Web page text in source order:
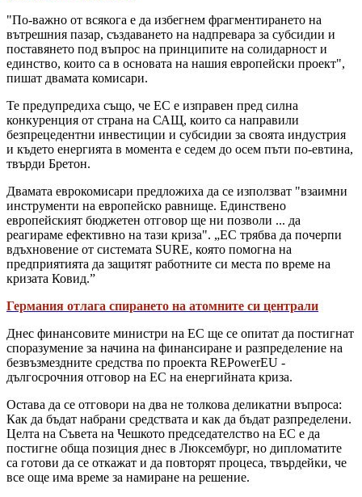
"По-важно от всякога е да избегнем фрагментирането на
вътрешния пазар, създаването на надпревара за субсидии и
поставянето под въпрос на принципите на солидарност и
единство, които са в основата на нашия европейски проект",
пишат двамата комисари.
Те предупредиха също, че ЕС е изправен пред силна
конкуренция от страна на САЩ, които са направили
безпрецедентни инвестиции и субсидии за своята индустрия
и където енергията в момента е седем до осем пъти по-евтина,
твърди Бретон.
Двамата еврокомисари предложиха да се използват "взаимни
инструменти на европейско равнище. Единствено
европейският бюджетен отговор ще ни позволи ... да
реагираме ефективно на тази криза". „ЕС трябва да почерпи
вдъхновение от системата SURE, която помогна на
предприятията да защитят работните си места по време на
кризата Ковид.”
Германия отлага спирането на атомните си централи
Днес финансовите министри на ЕС ще се опитат да постигнат
споразумение за начина на финансиране и разпределение на
безвъзмездните средства по проекта REPowerEU -
дългосрочния отговор на ЕС на енергийната криза.
Остава да се отговори на два не толкова деликатни въпроса:
Как да бъдат набрани средствата и как да бъдат разпределени.
Целта на Съвета на Чешкото председателство на ЕС е да
постигне обща позиция днес в Люксембург, но дипломатите
са готови да се откажат и да повторят процеса, твърдейки, че
все още има време за намиране на решение.